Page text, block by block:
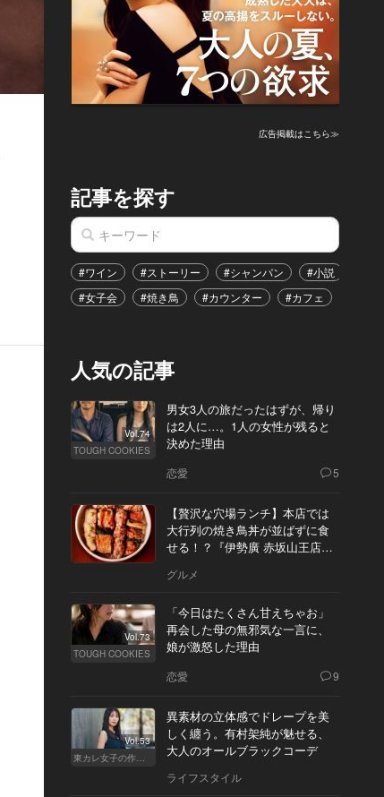
広告掲載はこちら≫
記事を探す
#ワイン #ストーリー #シャンパン #小説
#女子会
#焼き鳥 #カウンター #カフェ
人気の記事
Vol.74
TOUGH COOKIES
男女3人の旅だったはずが、帰り
は2人に…。1人の女性が残ると
決めた理由
恋愛 5
【贅沢な穴場ランチ】本店では
大行列の焼き鳥丼が並ばずに食
せる！？『伊勢廣 赤坂山王店』
グルメ
Vol.73
TOUGH COOKIES
「今日はたくさん甘えちゃお」
再会した母の無邪気な一言に、
娘が激怒した理由
恋愛 9
Vol.53
東カレ女子の作り方
異素材の立体感でドレープを美
しく纏う。有村架純が魅せる、
大人のオールブラックコーデ
ライフスタイル